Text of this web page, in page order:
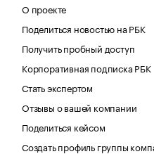
О проекте
Поделиться новостью на РБК
Получить пробный доступ
Корпоративная подписка РБК
Стать экспертом
Отзывы о вашей компании
Поделиться кейсом
Создать профиль группы